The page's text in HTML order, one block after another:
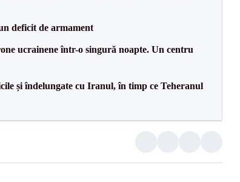
deficit de armament
ucrainene într-o singură noapte. Un centru
și îndelungate cu Iranul, în timp ce Teheranul